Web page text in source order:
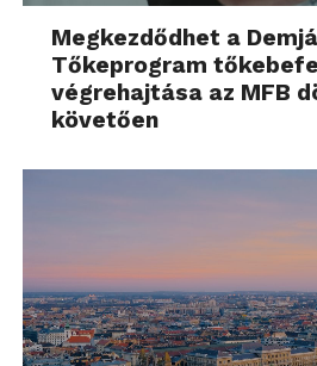
Megkezdődhet a
Tőkeprogram
végrehajtása az MFB
követően